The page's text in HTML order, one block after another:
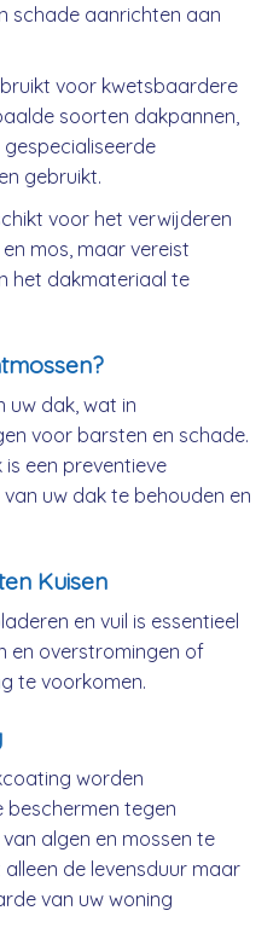
schade aanrichten aan
voor kwetsbaardere
soorten dakpannen,
gebruikt.
voor het verwijderen
mos, maar vereist
het dakmateriaal te
uw dak, wat in
voor barsten en schade.
een preventieve
uw dak te behouden en
Kuisen
en vuil is essentieel
en overstromingen of
te voorkomen.
worden
tegen
algen en mossen te
de levensduur maar
van uw woning